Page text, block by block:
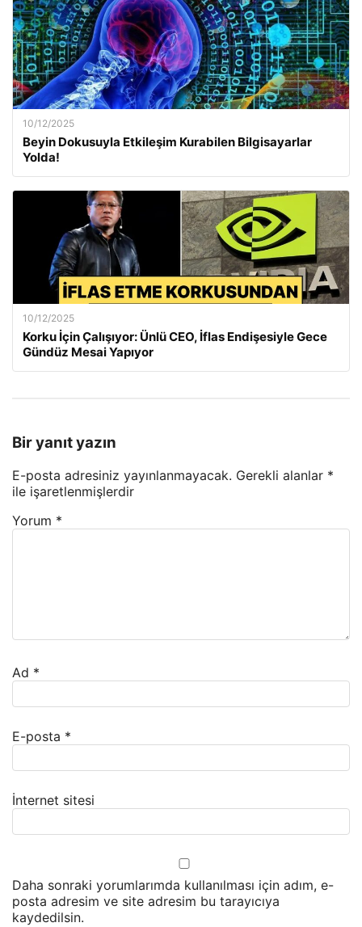
10/12/2025
Beyin Dokusuyla Etkileşim Kurabilen Bilgisayarlar
Yolda!
10/12/2025
Korku İçin Çalışıyor: Ünlü CEO, İflas Endişesiyle Gece
Gündüz Mesai Yapıyor
Bir yanıt yazın
E-posta adresiniz yayınlanmayacak. Gerekli alanlar *
ile işaretlenmişlerdir
Yorum *
Ad *
E-posta *
İnternet sitesi
Daha sonraki yorumlarımda kullanılması için adım, e-
posta adresim ve site adresim bu tarayıcıya
kaydedilsin.